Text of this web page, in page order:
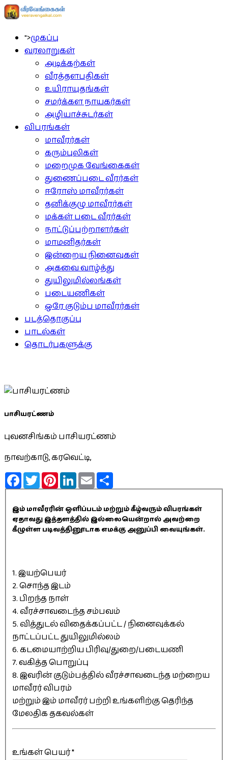
">முகப்பு
வரலாறுகள்
அடிக்கற்கள்
வீரத்தளபதிகள்
உயிராயுதங்கள்
சமர்க்கள நாயகர்கள்
அழியாச்சுடர்கள்
விபரங்கள்
மாவீரர்கள்
கரும்புலிகள்
மறைமுக வேங்கைகள்
துணைப்படை வீரர்கள்
ஈரோஸ் மாவீரர்கள்
தனிக்குழு மாவீரர்கள்
மக்கள் படை வீரர்கள்
நாட்டுப்பற்றாளர்கள்
மாமனிதர்கள்
இன்றைய நினைவுகள்
அகவை வாழ்த்து
துயிலுமில்லங்கள்
படையணிகள்
ஒரே குடும்ப மாவீரர்கள்
படத்தொகுப்பு
பாடல்கள்
தொடர்புகளுக்கு
பாசியரட்ணம்
புவனசிங்கம் பாசியரட்ணம்
நாவற்காடு, கரவெட்டி,
FacebookTwitterPinterestLinkedInEmail
இம் மாவீரரின் ஒளிப்படம் மற்றும் கீழ்வரும் விபரங்கள்
ஏதாவது இத்தளத்தில் இல்லையென்றால் அவற்றை
கீழுள்ள படிவத்தினூடாக எமக்கு அனுப்பி வையுங்கள்.
1. இயற்பெயர்
2. சொந்த இடம்
3. பிறந்த நாள்
4. வீரச்சாவடைந்த சம்பவம்
5. வித்துடல் விதைக்கப்பட்ட / நினைவுக்கல்
நாட்டப்பட்ட துயிலுமில்லம்
6. கடமையாற்றிய பிரிவு/துறை/படையணி
7. வகித்த பொறுப்பு
8. இவரின் குடும்பத்தில் வீரச்சாவடைந்த மற்றைய
மாவீரர் விபரம்
மற்றும் இம் மாவீரர் பற்றி உங்களிற்கு தெரிந்த
மேலதிக தகவல்கள்
உங்கள் பெயர்*